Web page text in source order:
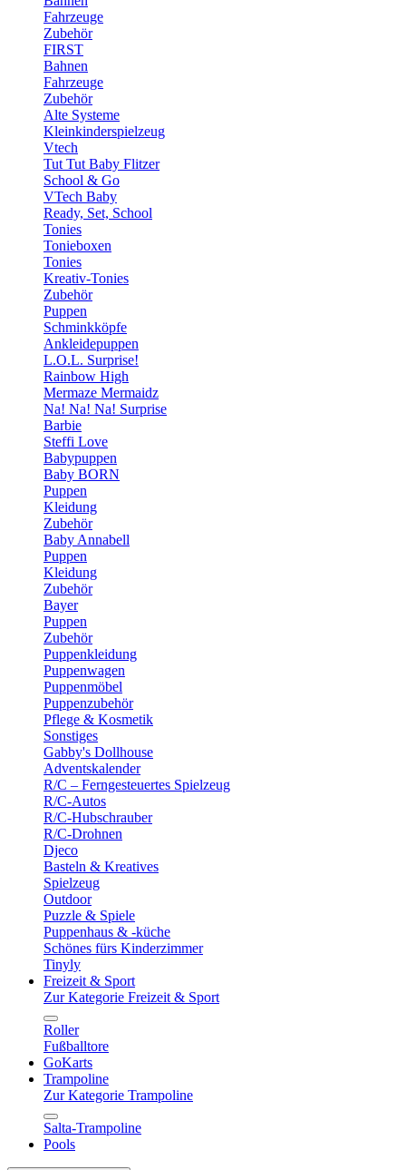
Fahrzeuge
Zubehör
FIRST
Bahnen
Fahrzeuge
Zubehör
Alte Systeme
Kleinkinderspielzeug
Vtech
Tut Tut Baby Flitzer
School & Go
VTech Baby
Ready, Set, School
Tonies
Tonieboxen
Tonies
Kreativ-Tonies
Zubehör
Puppen
Schminkköpfe
Ankleidepuppen
L.O.L. Surprise!
Rainbow High
Mermaze Mermaidz
Na! Na! Na! Surprise
Barbie
Steffi Love
Babypuppen
Baby BORN
Puppen
Kleidung
Zubehör
Baby Annabell
Puppen
Kleidung
Zubehör
Bayer
Puppen
Zubehör
Puppenkleidung
Puppenwagen
Puppenmöbel
Puppenzubehör
Pflege & Kosmetik
Sonstiges
Gabby's Dollhouse
Adventskalender
R/C – Ferngesteuertes Spielzeug
R/C-Autos
R/C-Hubschrauber
R/C-Drohnen
Djeco
Basteln & Kreatives
Spielzeug
Outdoor
Puzzle & Spiele
Puppenhaus & -küche
Schönes fürs Kinderzimmer
Tinyly
Freizeit & Sport
Zur Kategorie Freizeit & Sport
Roller
Fußballtore
GoKarts
Trampoline
Zur Kategorie Trampoline
Salta-Trampoline
Pools